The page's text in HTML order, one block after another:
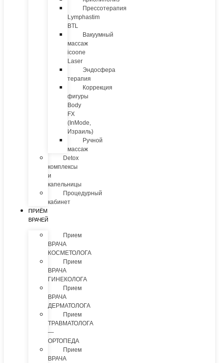
Прессотерапия
Lymphastim
BTL
Вакуумный
массаж
icoone
Laser
Эндосфера
терапия
Коррекция
фигуры
Body
FX
(InMode,
Израиль)
Ручной
массаж
Detox
комплексы
и
капельницы
Процедурный
кабинет
ПРИЁМ
ВРАЧЕЙ
Прием
ВРАЧА
КОСМЕТОЛОГА
Прием
ВРАЧА
ГИНЕКОЛОГА
Прием
ВРАЧА
ДЕРМАТОЛОГА
Прием
ТРАВМАТОЛОГА
—
ОРТОПЕДА
Прием
ВРАЧА